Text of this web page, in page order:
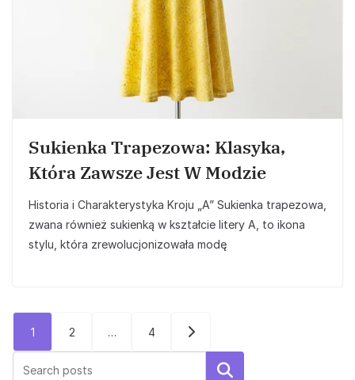
Sukienka Trapezowa: Klasyka,
Która Zawsze Jest W Modzie
Historia i Charakterystyka Kroju „A” Sukienka trapezowa,
zwana również sukienką w kształcie litery A, to ikona
stylu, która zrewolucjonizowała modę
Stronicowanie
wpisów
1 2 … 4
Szukaj